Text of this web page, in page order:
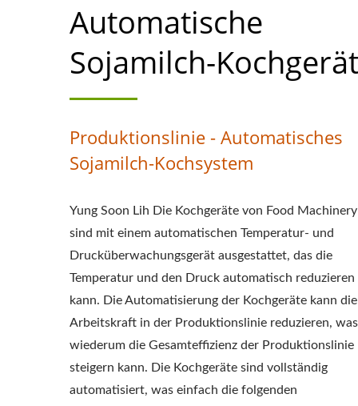
EINFACHER
AUSRÜSTUNG,
TOFU-
FABRIK, TOFU-
MASCHINEN,
Automatische
Sojamilch-
Produktionslinie - Automatisches
Sojamilch-Kochsystem
Yung Soon Lih Die Kochgeräte von Food Machinery
sind mit einem automatischen Temperatur- und
Drucküberwachungsgerät ausgestattet, das die
Temperatur und den Druck automatisch reduzieren
kann. Die Automatisierung der Kochgeräte kann die
Arbeitskraft in der Produktionslinie reduzieren, was
wiederum die Gesamteffizienz der Produktionslinie
steigern kann. Die Kochgeräte sind vollständig
automatisiert, was einfach die folgenden